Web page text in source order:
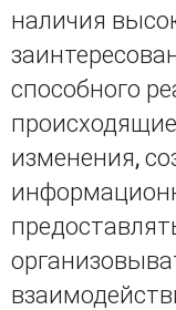
наличия
способного
изменения,